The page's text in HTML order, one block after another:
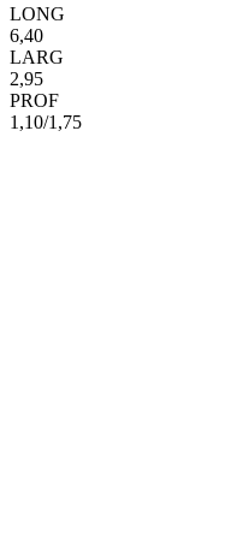
LONG
6,40
LARG
2,95
PROF
1,10/1,75